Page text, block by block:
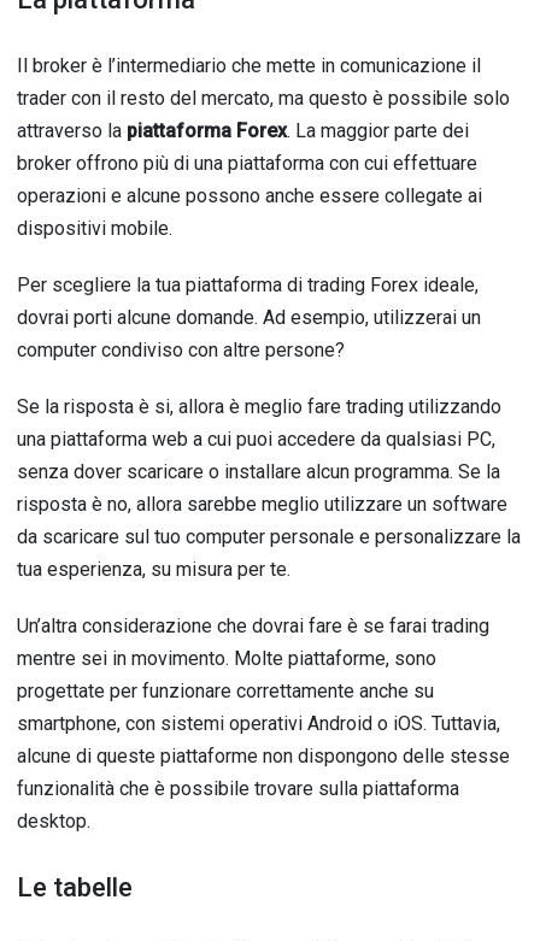
Il broker è l’intermediario che mette in comunicazione il
trader con il resto del mercato, ma questo è possibile solo
attraverso la piattaforma Forex. La maggior parte dei
broker offrono più di una piattaforma con cui effettuare
operazioni e alcune possono anche essere collegate ai
dispositivi mobile.
Per scegliere la tua piattaforma di trading Forex ideale,
dovrai porti alcune domande. Ad esempio, utilizzerai un
computer condiviso con altre persone?
Se la risposta è si, allora è meglio fare trading utilizzando
una piattaforma web a cui puoi accedere da qualsiasi PC,
senza dover scaricare o installare alcun programma. Se la
risposta è no, allora sarebbe meglio utilizzare un software
da scaricare sul tuo computer personale e personalizzare la
tua esperienza, su misura per te.
Un’altra considerazione che dovrai fare è se farai trading
mentre sei in movimento. Molte piattaforme, sono
progettate per funzionare correttamente anche su
smartphone, con sistemi operativi Android o iOS. Tuttavia,
alcune di queste piattaforme non dispongono delle stesse
funzionalità che è possibile trovare sulla piattaforma
desktop.
Le tabelle